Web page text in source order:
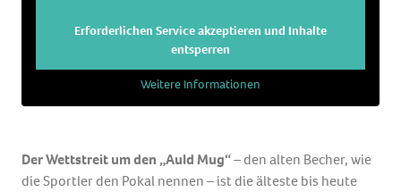
Erforderlichen Service akzeptieren und Inhalte
entsperren
Weitere Informationen
Der Wettstreit um den „Auld Mug“– den alten Becher, wie
die Sportler den Pokal nennen – ist die älteste bis heute